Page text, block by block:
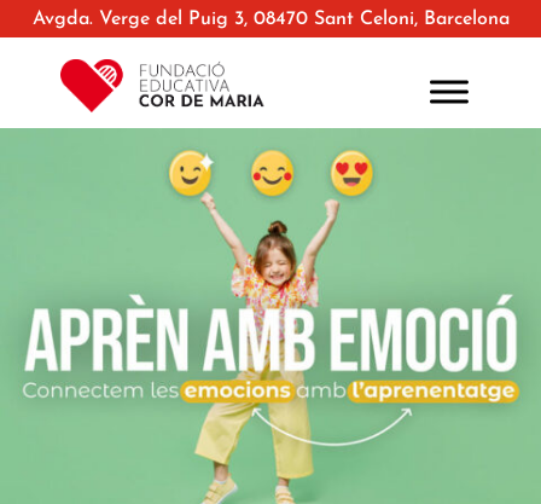
Avgda. Verge del Puig 3, 08470 Sant Celoni, Barcelona